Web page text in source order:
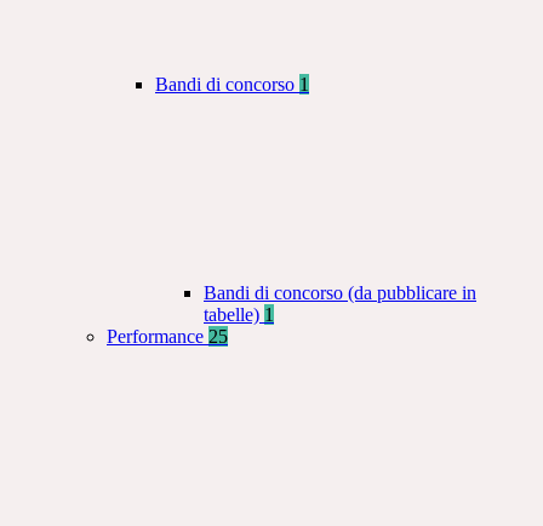
Bandi di concorso 1
Bandi di concorso (da pubblicare in
tabelle) 1
Performance 25